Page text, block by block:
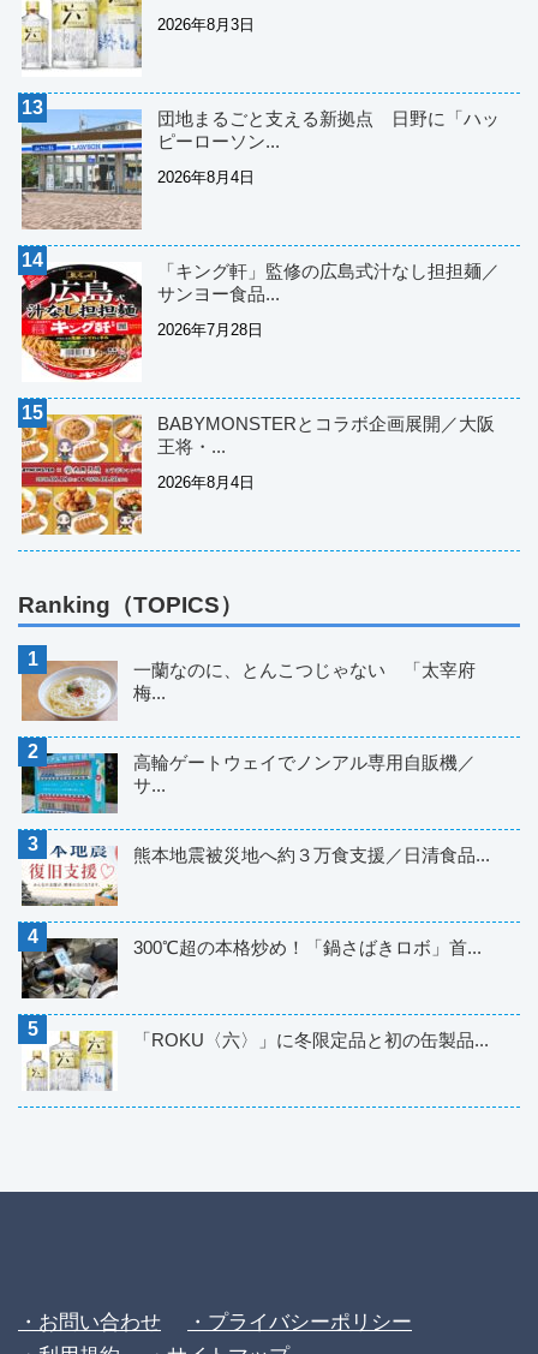
2026年8月3日
団地まるごと支える新拠点 日野に「ハッ
ピーローソン...
2026年8月4日
「キング軒」監修の広島式汁なし担担麺／
サンヨー食品...
2026年7月28日
BABYMONSTERとコラボ企画展開／大阪
王将・...
2026年8月4日
Ranking（TOPICS）
一蘭なのに、とんこつじゃない 「太宰府
梅...
高輪ゲートウェイでノンアル専用自販機／
サ...
熊本地震被災地へ約３万食支援／日清食品...
300℃超の本格炒め！「鍋さばきロボ」首...
「ROKU〈六〉」に冬限定品と初の缶製品...
・お問い合わせ
・プライバシーポリシー